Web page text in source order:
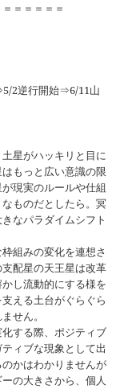
＝＝＝＝＝
2逆行開始⇒6/11山
星がハッキリと目に
もっと広い意識の限
現実のルールや仕組
ものだとしたら。冥
なパラダイムシフト
組みの変化を連想さ
配星の天王星は改革
し流動的にする様を
える土台がぐらぐら
せん。
する際、ポジティブ
ィブな現象として出
かはわかりませんが
の大きさから、個人